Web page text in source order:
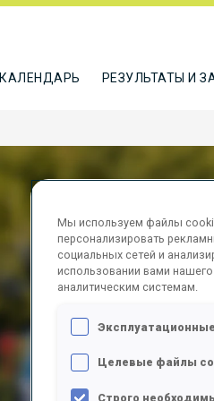
КАЛЕНДАРЬ РЕЗУЛЬТАТЫ И
REMONNAY
ПОДПИСАТЬСЯ
Мы используем файлы
персонализировать
социальных сетей и
использовании вами
аналитическим системам.
Целевые файлы
Строго